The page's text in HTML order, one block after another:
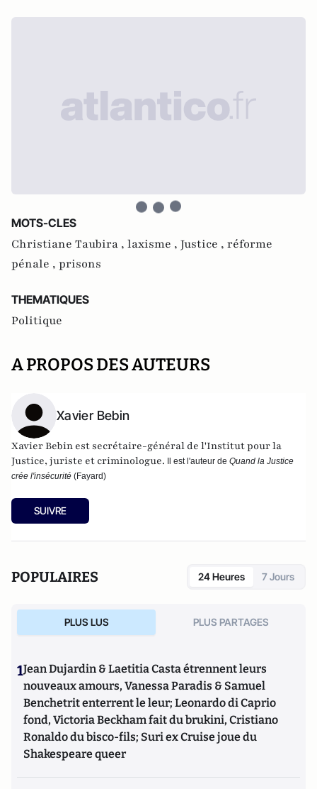
MOTS-CLES
Christiane Taubira , laxisme , Justice , réforme
pénale , prisons
THEMATIQUES
Politique
A PROPOS DES AUTEURS
Xavier Bebin
Xavier Bebin est secrétaire-général de l'Institut pour la
Justice, juriste et criminologue. Il est l'auteur de Quand la Justice
crée l'insécurité (Fayard)
SUIVRE
POPULAIRES 24 Heures 7 Jours
PLUS LUS PLUS PARTAGES
1Jean Dujardin & Laetitia Casta étrennent leurs
nouveaux amours, Vanessa Paradis & Samuel
Benchetrit enterrent le leur; Leonardo di Caprio
fond, Victoria Beckham fait du brukini, Cristiano
Ronaldo du bisco-fils; Suri ex Cruise joue du
Shakespeare queer